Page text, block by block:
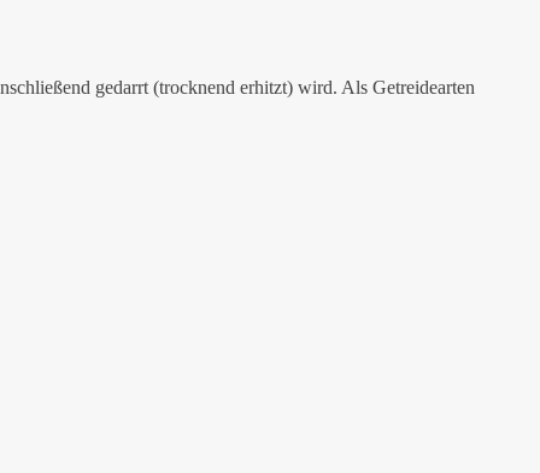
gedarrt (trocknend erhitzt) wird. Als Getreidearten